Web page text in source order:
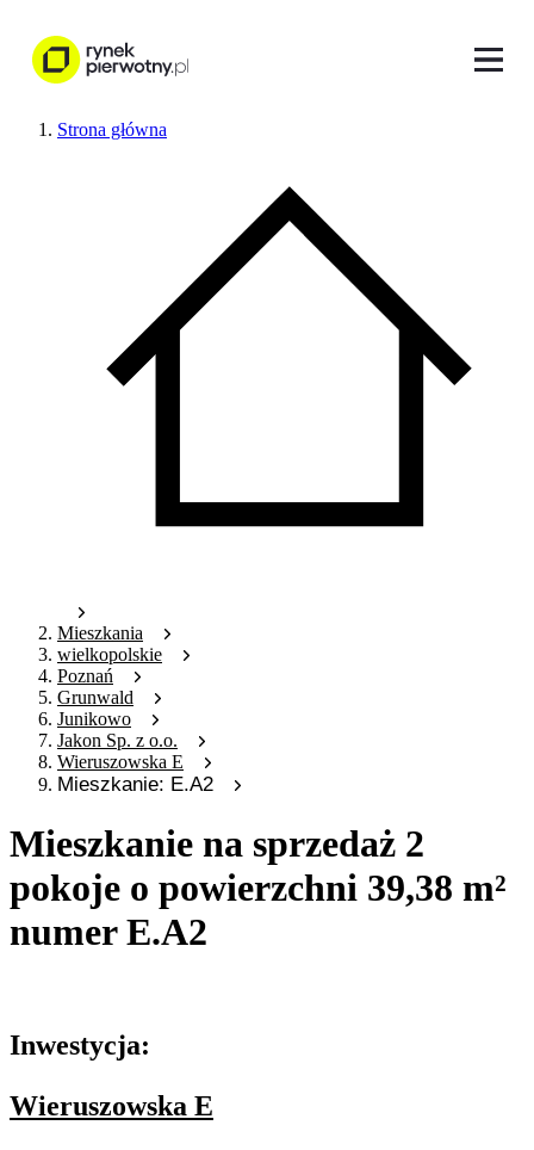
Strona główna
Mieszkania
wielkopolskie
Poznań
Grunwald
Junikowo
Jakon Sp. z o.o.
Wieruszowska E
Mieszkanie: E.A2
Mieszkanie na sprzedaż 2
pokoje o powierzchni 39,38 m²
numer E.A2
Inwestycja:
Wieruszowska E